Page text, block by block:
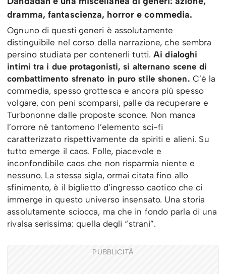
dramma, fantascienza, horror e commedia.
Ognuno di questi generi è assolutamente
distinguibile nel corso della narrazione, che sembra
persino studiata per contenerli tutti.Ai dialoghi
intimi tra i due protagonisti, si alternano scene di
combattimento sfrenato in puro stile shonen. C’è la
commedia, spesso grottesca e ancora più spesso
volgare, con peni scomparsi, palle da recuperare e
Turbononne dalle proposte sconce. Non manca
l’orrore né tantomeno l’elemento sci-fi
caratterizzato rispettivamente da spiriti e alieni. Su
tutto emerge il caos. Folle, piacevole e
inconfondibile caos che non risparmia niente e
nessuno. La stessa sigla, ormai citata fino allo
sfinimento, è il biglietto d’ingresso caotico che ci
immerge in questo universo insensato. Una storia
assolutamente sciocca, ma che in fondo parla di una
rivalsa serissima: quella degli “strani”.
PUBBLICITÀ